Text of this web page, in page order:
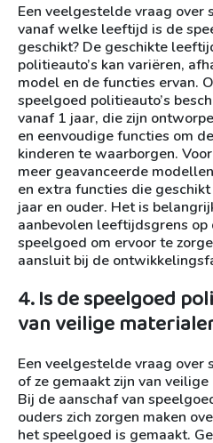
Een veelgestelde vraag over
vanaf welke leeftijd is de
geschikt? De geschikte
politieauto’s kan variëren,
model en de functies ervan.
speelgoed politieauto’s
vanaf 1 jaar, die zijn
en eenvoudige functies om
kinderen te waarborgen.
meer geavanceerde
en extra functies die
jaar en ouder. Het is
aanbevolen leeftijdsgrens op
speelgoed om ervoor te
aansluit bij de
4. Is de speelgoed
van veilige
Een veelgestelde vraag over
of ze gemaakt zijn van
Bij de aanschaf van
ouders zich zorgen maken
het speelgoed is gemaakt.